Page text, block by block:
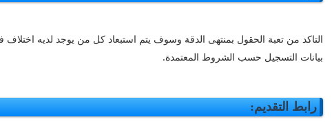
التاكد من تعبة الحقول بمنتهى الدقة وسوف يتم استبعاد كل من يوجد لديه اختلاف
بيانات التسجيل حسب الشروط المعتمدة.
رابط التقديم: